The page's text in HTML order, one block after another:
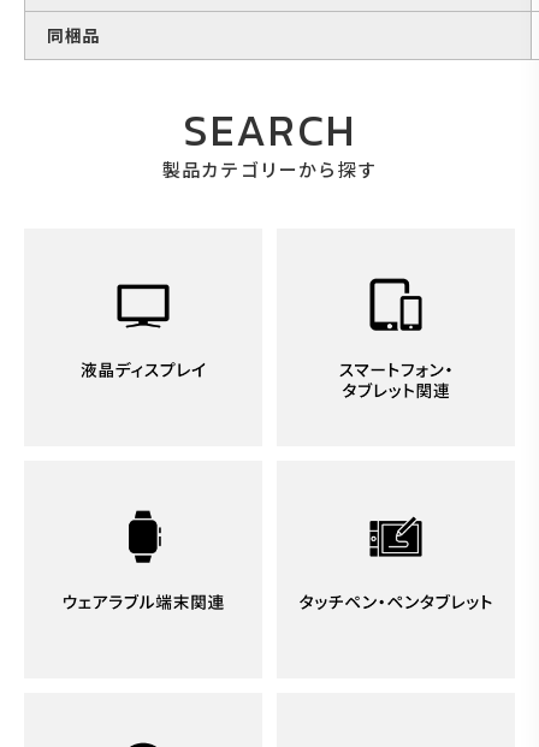
同梱品
SEARCH
製品カテゴリーから探す